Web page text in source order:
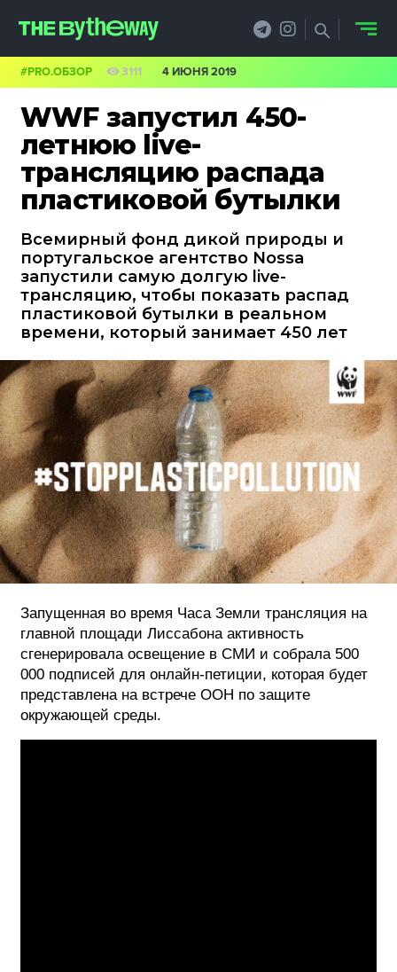
WWF запустил 450-
летнюю live-
трансляцию распада
пластиковой бутылки
Всемирный фонд дикой природы и
португальское агентство Nossa
запустили самую долгую live-
трансляцию, чтобы показать распад
пластиковой бутылки в реальном
времени, который занимает 450 лет
#PRO.ОБЗОР 3111 4 ИЮНЯ 2019
Запущенная во время Часа Земли трансляция на
главной площади Лиссабона активность
сгенерировала освещение в СМИ и собрала 500
000 подписей для онлайн-петиции, которая будет
представлена на встрече ООН по защите
окружающей среды.
PRO.ОБЗОР
КЕЙСЫ
ФИЛОСОФИЯ
КРЕАТИВА
БИЗНЕС И
ТЕХНОЛОГИИ
ФЕСТИВАЛИ
ФОТОГРАФИЯ
ТИПОГРАФИКА
ИСТОРИИ БРЕНДОВ
О ПРОЕКТЕ
РЕКЛАМА